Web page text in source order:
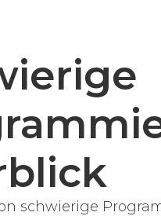
schwierige